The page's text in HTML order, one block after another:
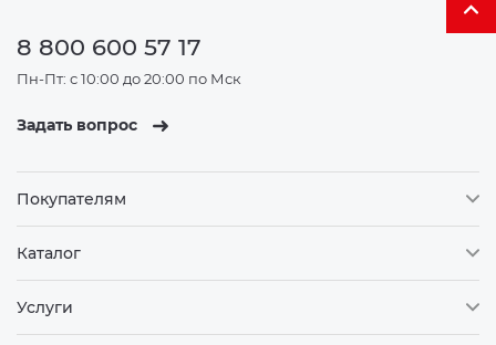
8 800 600 57 17
Пн-Пт: с 10:00 до 20:00 по Мск
Задать вопрос
Покупателям
Каталог
Услуги